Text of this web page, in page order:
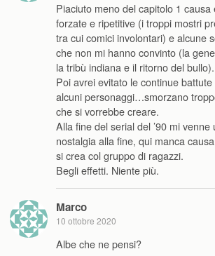
Piaciuto meno del capitolo 1 causa
forzate e ripetitive (i troppi mostri
tra cui comici involontari) e alcune
che non mi hanno convinto (la
la tribù indiana e il ritorno del bullo).
Poi avrei evitato le continue
alcuni personaggi…smorzano
che si vorrebbe creare.
Alla fine del serial del ’90 mi venne
nostalgia alla fine, qui manca
si crea col gruppo di ragazzi.
Begli effetti. Niente più.
Marco
10 ottobre 2020
Albe che ne pensi?